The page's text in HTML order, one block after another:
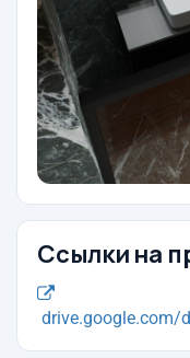
Ссылки на
drive.google.com/